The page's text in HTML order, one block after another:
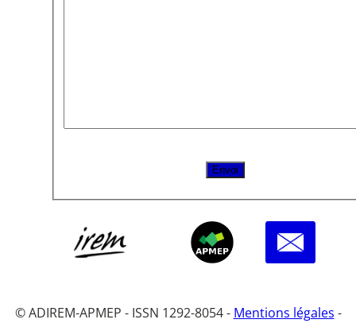
© ADIREM-APMEP - ISSN 1292-8054 - Mentions légales -